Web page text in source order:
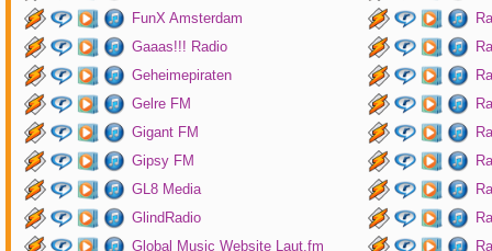
FunX Amsterdam
Gaaas!!! Radio
Geheimepiraten
Gelre FM
Gigant FM
Gipsy FM
GL8 Media
GlindRadio
Global Music Website Laut.fm